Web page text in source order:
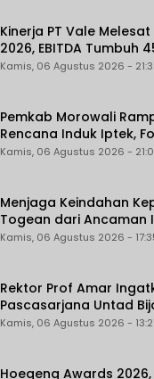
Kinerja PT Vale
2026, EBITDA Tumbuh
Kamis, 06 Agustus 2026 -
Pemkab Morowali
Rencana Induk Iptek,
dan Inovasi Daerah
Kamis, 06 Agustus 2026 -
Menjaga Keindahan
Togean dari Ancaman
Kamis, 06 Agustus 2026 -
Rektor Prof Amar
Pascasarjana Untad
Akal Imitasi
Kamis, 06 Agustus 2026 -
Hoegeng Awards 2026,